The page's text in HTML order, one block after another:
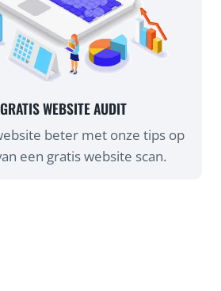
GRATIS WEBSITE AUDIT
beter met onze tips op
een gratis website scan.